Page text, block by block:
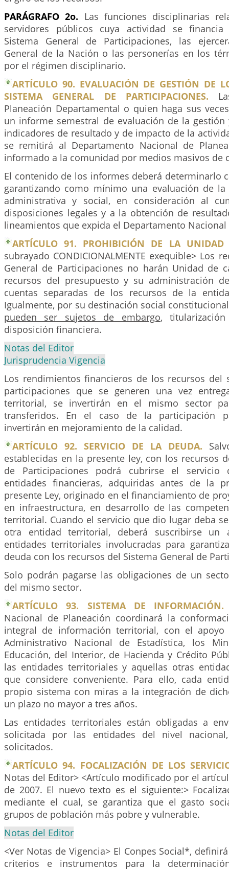
PARÁGRAFO 2o. Las funciones disciplinarias
servidores públicos cuya actividad se
Sistema General de Participaciones, las
General de la Nación o las personerías en los
por el régimen disciplinario.
ARTÍCULO 90. EVALUACIÓN DE GESTIÓN DE
SISTEMA GENERAL DE PARTICIPACIONES.
Planeación Departamental o quien haga sus
un informe semestral de evaluación de la
indicadores de resultado y de impacto de la
se remitirá al Departamento Nacional de
informado a la comunidad por medios masivos de
El contenido de los informes deberá determinarlo
garantizando como mínimo una evaluación de la
administrativa y social, en consideración al
disposiciones legales y a la obtención de
lineamientos que expida el Departamento Nacional
ARTÍCULO 91. PROHIBICIÓN DE LA UNIDAD
subrayado CONDICIONALMENTE exequible> Los
General de Participaciones no harán Unidad de
recursos del presupuesto y su administración
cuentas separadas de los recursos de la
Igualmente, por su destinación social
pueden ser sujetos de embargo,
disposición financiera.
Notas del Editor
Jurisprudencia Vigencia
Los rendimientos financieros de los recursos del
participaciones que se generen una vez
territorial, se invertirán en el mismo sector
transferidos. En el caso de la participación
invertirán en mejoramiento de la calidad.
ARTÍCULO 92. SERVICIO DE LA DEUDA.
establecidas en la presente ley, con los recursos
de Participaciones podrá cubrirse el
entidades financieras, adquiridas antes de la
presente Ley, originado en el financiamiento de
en infraestructura, en desarrollo de las
territorial. Cuando el servicio que dio lugar deba
otra entidad territorial, deberá suscribirse un
entidades territoriales involucradas para
deuda con los recursos del Sistema General de
Solo podrán pagarse las obligaciones de un
del mismo sector.
ARTÍCULO 93. SISTEMA DE INFORMACIÓN.
Nacional de Planeación coordinará la
integral de información territorial, con el apoyo
Administrativo Nacional de Estadística, los
Educación, del Interior, de Hacienda y Crédito
las entidades territoriales y aquellas otras
que considere conveniente. Para ello, cada
propio sistema con miras a la integración de
un plazo no mayor a tres años.
Las entidades territoriales están obligadas a
solicitada por las entidades del nivel
solicitados.
ARTÍCULO 94. FOCALIZACIÓN DE LOS
Notas del Editor> <Artículo modificado por el
de 2007. El nuevo texto es el siguiente:>
mediante el cual, se garantiza que el gasto
grupos de población más pobre y vulnerable.
Notas del Editor
<Ver Notas de Vigencia> El Conpes Social*,
criterios e instrumentos para la